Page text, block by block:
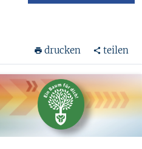
drucken teilen